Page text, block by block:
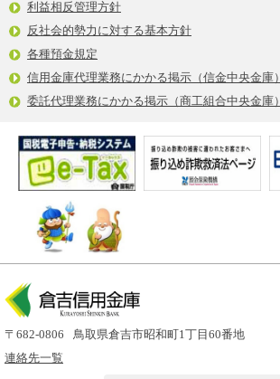
利益相反管理方針
反社会的勢力に対する基本方針
各種預金規定
信用金庫代理業務にかかる掲示（信金中央金庫）
委託代理業務にかかる掲示（商工組合中央金庫）
〒682-0806
鳥取県倉吉市昭和町1丁目60番地
連絡先一覧